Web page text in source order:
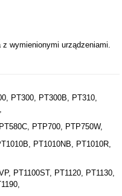
wymienionymi urządzeniami.
PT300, PT300B, PT310,
PTP700, PTP750W,
PT1010NB, PT1010R,
PT1100ST, PT1120, PT1130,